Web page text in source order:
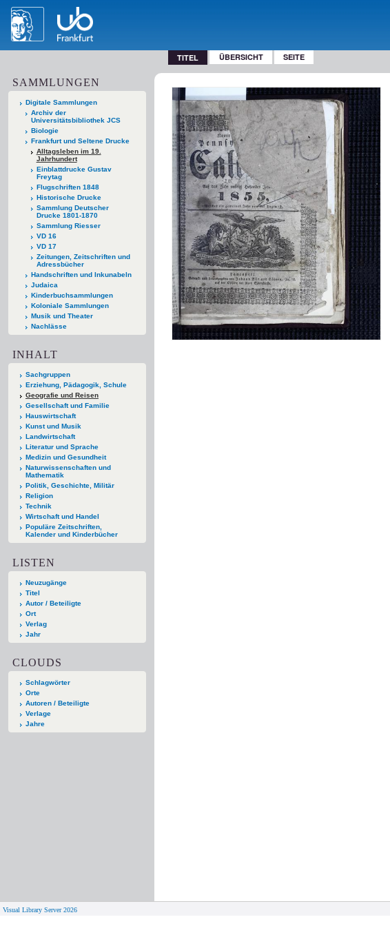
TITEL ÜBERSICHT SEITE
SAMMLUNGEN
Digitale Sammlungen
Archiv der
Universitätsbibliothek JCS
Biologie
Frankfurt und Seltene Drucke
Alltagsleben im 19.
Jahrhundert
Einblattdrucke Gustav
Freytag
Flugschriften 1848
Historische Drucke
Sammlung Deutscher
Drucke 1801-1870
Sammlung Riesser
VD 16
VD 17
Zeitungen, Zeitschriften und
Adressbücher
Handschriften und Inkunabeln
Judaica
Kinderbuchsammlungen
Koloniale Sammlungen
Musik und Theater
Nachlässe
INHALT
Sachgruppen
Erziehung, Pädagogik, Schule
Geografie und Reisen
Gesellschaft und Familie
Hauswirtschaft
Kunst und Musik
Landwirtschaft
Literatur und Sprache
Medizin und Gesundheit
Naturwissenschaften und
Mathematik
Politik, Geschichte, Militär
Religion
Technik
Wirtschaft und Handel
Populäre Zeitschriften,
Kalender und Kinderbücher
LISTEN
Neuzugänge
Titel
Autor / Beteiligte
Ort
Verlag
Jahr
CLOUDS
Schlagwörter
Orte
Autoren / Beteiligte
Verlage
Jahre
Visual Library Server 2026